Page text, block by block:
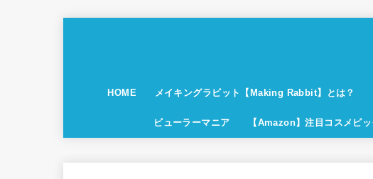
HOME メイキングラビット【Making Rabbit】とは？
ビューラーマニア 【Amazon】注目コスメピ